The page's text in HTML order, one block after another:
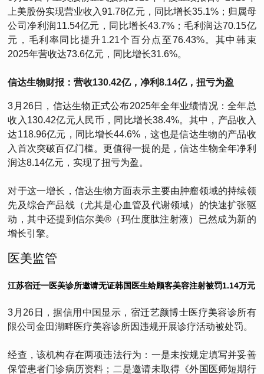
上美股份实现营业收入91.78亿元，同比增长35.1%；归属母
公司净利润11.54亿元，同比增长43.7%；毛利润达70.15亿
元，毛利率同比提升1.21个百分点至76.43%。其中韩束
2025年营收达73.6亿元，同比增长31.6%。
信达生物财报：营收130.42亿，净利8.14亿，扭亏为盈
3月26日，信达生物正式公布2025年全年业绩情况：全年总
收入130.42亿元人民币，同比增长38.4%。其中，产品收入
达118.96亿元，同比增长44.6%，这也是信达生物的产品收
入首次突破百亿门槛。更值得一提的是，信达生物全年净利
润达8.14亿元，实现了扭亏为盈。
对于这一增长，信达生物方面表示主要由肿瘤领域的持续领
先及综合产品线（尤其是心血管及代谢领域）的快速扩张驱
动，其中还提到信尔美®（玛仕度肽注射液）已然成为新的
增长引擎。
医美监管
江苏宿迁一医美诊所邀请无证韩国医生给顾客美容注射被罚1.14万元
3月26日，据信用中国显示，宿迁艺颜博士医疗美容诊所有
限公司金田湖畔医疗美容诊所因违规开展诊疗活动被处罚。
经查，该机构存在两项违法行为：一是未按规定填写并妥善
保管患者门诊病历资料；二是邀请未取得《外国医师短期行